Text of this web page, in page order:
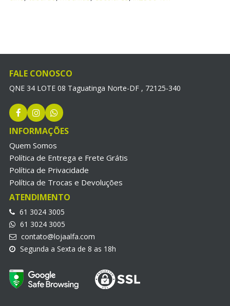
FALE CONOSCO
QNE 34 LOTE 08 Taguatinga Norte-DF , 72125-340
INFORMAÇÕES
Quem Somos
Política de Entrega e Frete Grátis
Política de Privacidade
Política de Trocas e Devoluções
ATENDIMENTO
61 3024 3005
61 3024 3005
contato@lojaalfa.com
Segunda a Sexta de 8 as 18h